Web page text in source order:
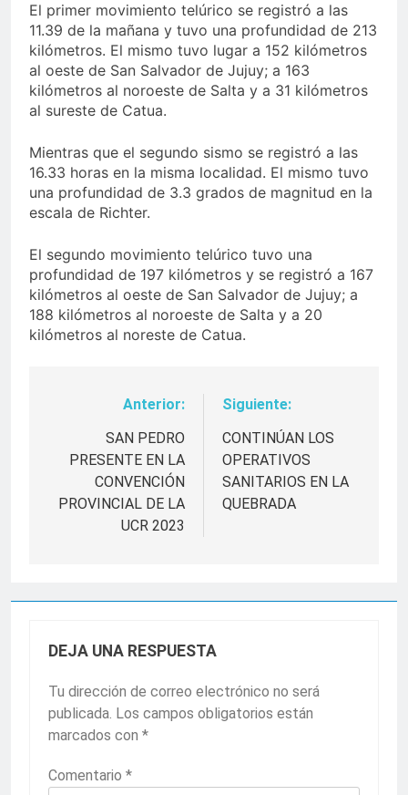
El primer movimiento telúrico se registró a las
11.39 de la mañana y tuvo una profundidad de 213
kilómetros. El mismo tuvo lugar a 152 kilómetros
al oeste de San Salvador de Jujuy; a 163
kilómetros al noroeste de Salta y a 31 kilómetros
al sureste de Catua.
Mientras que el segundo sismo se registró a las
16.33 horas en la misma localidad. El mismo tuvo
una profundidad de 3.3 grados de magnitud en la
escala de Richter.
El segundo movimiento telúrico tuvo una
profundidad de 197 kilómetros y se registró a 167
kilómetros al oeste de San Salvador de Jujuy; a
188 kilómetros al noroeste de Salta y a 20
kilómetros al noreste de Catua.
Navegación
entradas
Anterior:
SAN PEDRO
PRESENTE EN LA
CONVENCIÓN
PROVINCIAL DE LA
UCR 2023
Siguiente:
CONTINÚAN LOS
OPERATIVOS
SANITARIOS EN LA
QUEBRADA
DEJA UNA RESPUESTA
Tu dirección de correo electrónico no será
publicada. Los campos obligatorios están
marcados con *
Comentario *